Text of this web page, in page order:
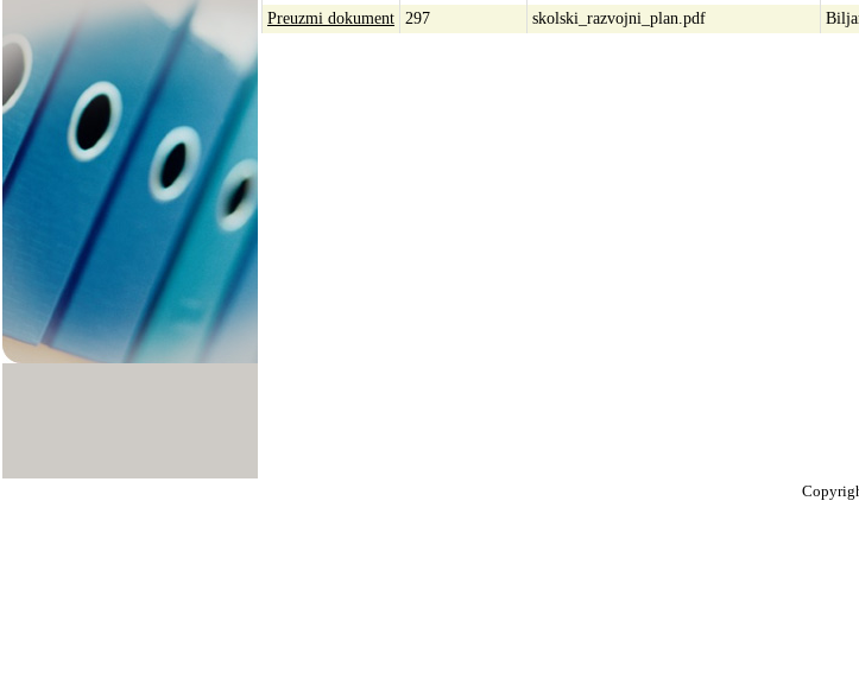
Preuzmi dokument 297 skolski_razvojni_plan.pdf